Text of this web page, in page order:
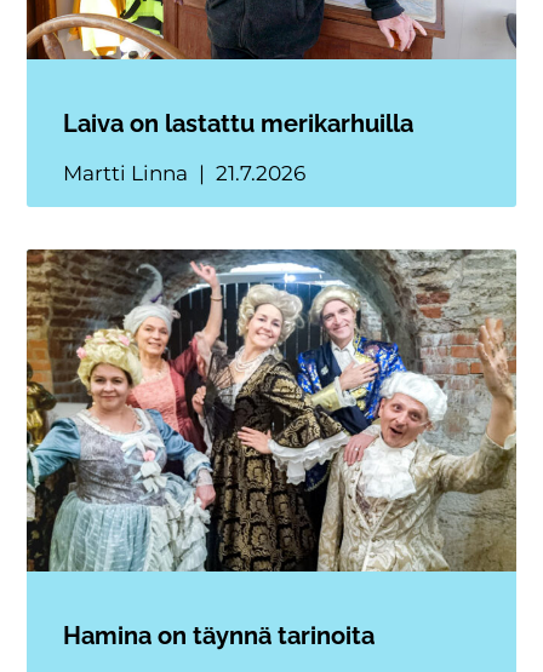
Laiva on lastattu merikarhuilla
Martti Linna 21.7.2026
Hamina on täynnä tarinoita